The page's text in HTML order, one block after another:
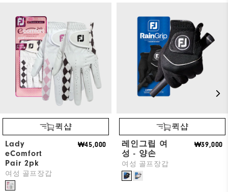
퀵샵
Lady
eComfort
Pair 2pk
여성 골프장갑
₩45,000
퀵샵
레인그립 여
성 - 양손
여성 골프장갑
₩39,000